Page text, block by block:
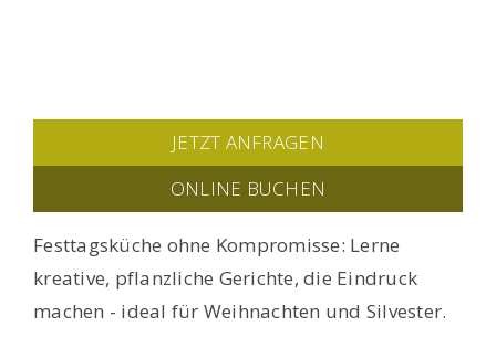
JETZT ANFRAGEN
ONLINE BUCHEN
Festtagsküche ohne Kompromisse: Lerne
kreative, pflanzliche Gerichte, die Eindruck
machen - ideal für Weihnachten und Silvester.